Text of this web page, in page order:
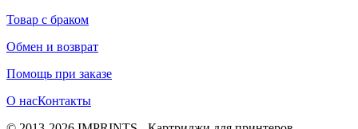
Товар с браком
Обмен и возврат
Помощь при заказе
О насКонтакты